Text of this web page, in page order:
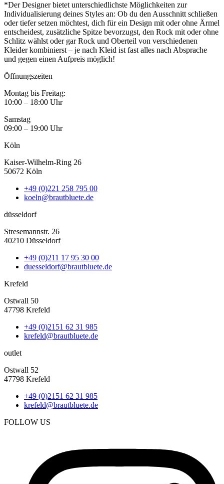
*Der Designer bietet unterschiedlichste Möglichkeiten zur
Individualisierung deines Styles an: Ob du den Ausschnitt schließen
oder tiefer setzen möchtest, dich für ein Design mit oder ohne Ärmel
entscheidest, zusätzliche Spitze bevorzugst, den Rock mit oder ohne
Schlitz wählst oder gar Rock und Oberteil von verschiedenen
Kleider kombinierst – je nach Kleid ist fast alles nach Absprache
und gegen einen Aufpreis möglich!
Öffnungszeiten
Montag bis Freitag:
10:00 – 18:00 Uhr
Samstag
09:00 – 19:00 Uhr
Köln
Kaiser-Wilhelm-Ring 26
50672 Köln
+49 (0)221 258 795 00
koeln@brautbluete.de
düsseldorf
Stresemannstr. 26
40210 Düsseldorf
+49 (0)211 17 95 30 00
duesseldorf@brautbluete.de
Krefeld
Ostwall 50
47798 Krefeld
+49 (0)2151 62 31 985
krefeld@brautbluete.de
outlet
Ostwall 52
47798 Krefeld
+49 (0)2151 62 31 985
krefeld@brautbluete.de
FOLLOW US